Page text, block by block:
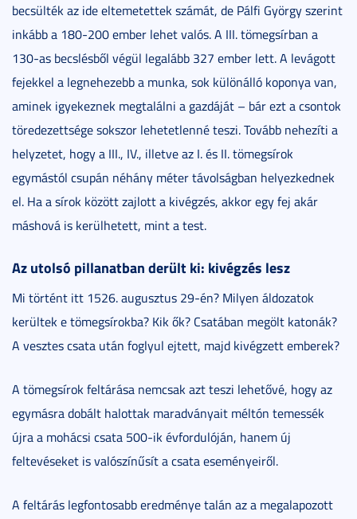
becsülték az ide eltemetettek számát, de Pálfi György szerint
inkább a 180-200 ember lehet valós. A III. tömegsírban a
130-as becslésből végül legalább 327 ember lett. A levágott
fejekkel a legnehezebb a munka, sok különálló koponya van,
aminek igyekeznek megtalálni a gazdáját – bár ezt a csontok
töredezettsége sokszor lehetetlenné teszi. Tovább nehezíti a
helyzetet, hogy a III., IV., illetve az I. és II. tömegsírok
egymástól csupán néhány méter távolságban helyezkednek
el. Ha a sírok között zajlott a kivégzés, akkor egy fej akár
máshová is kerülhetett, mint a test.
Az utolsó pillanatban derült ki: kivégzés lesz
Mi történt itt 1526. augusztus 29-én? Milyen áldozatok
kerültek e tömegsírokba? Kik ők? Csatában megölt katonák?
A vesztes csata után foglyul ejtett, majd kivégzett emberek?
A tömegsírok feltárása nemcsak azt teszi lehetővé, hogy az
egymásra dobált halottak maradványait méltón temessék
újra a mohácsi csata 500-ik évfordulóján, hanem új
feltevéseket is valószínűsít a csata eseményeiről.
A feltárás legfontosabb eredménye talán az a megalapozott